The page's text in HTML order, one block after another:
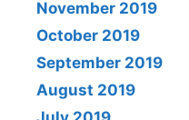
November 2019
October 2019
September 2019
August 2019